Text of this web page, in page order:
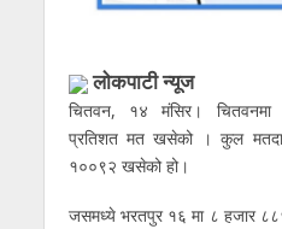
लाेकपाटी न्यूज
चितवन, १४ मंसिर। चितवनमा
प्रतिशत मत खसेको । कुल
१००९२ खसेको हो।
जसमध्ये भरतपुर १६ मा ८ हजार